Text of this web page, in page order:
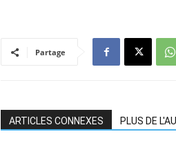
Partage
ARTICLES CONNEXES PLUS DE